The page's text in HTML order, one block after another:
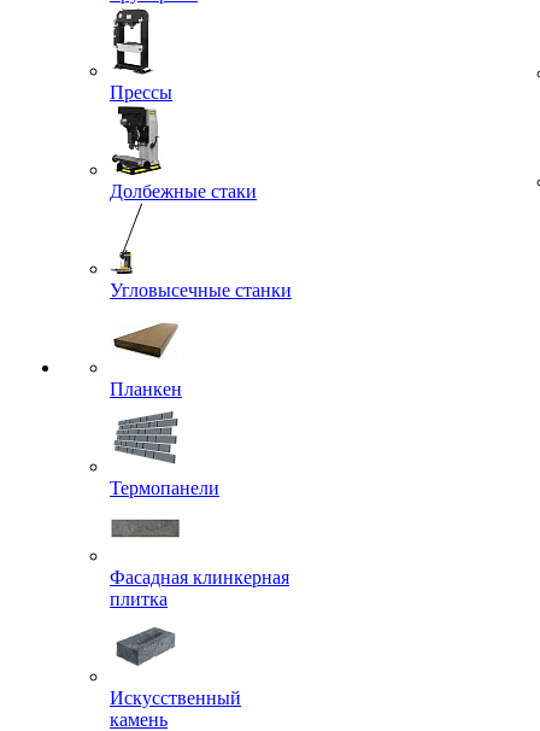
Прессы
Долбежные стаки
Угловысечные станки
Планкен
Термопанели
Фасадная клинкерная
плитка
Искусственный
камень